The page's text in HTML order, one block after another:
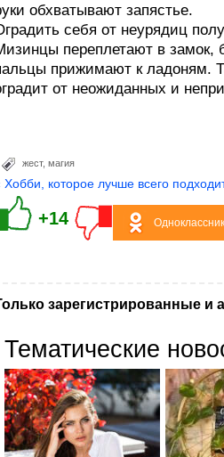
обхватывают запястье.
себя от неурядиц
переплетают в замок,
прижимают к ладоням.
от неожиданных и
жест, магия
Хобби, которое лучше всего
+14
зарегистрированные и
Тематические